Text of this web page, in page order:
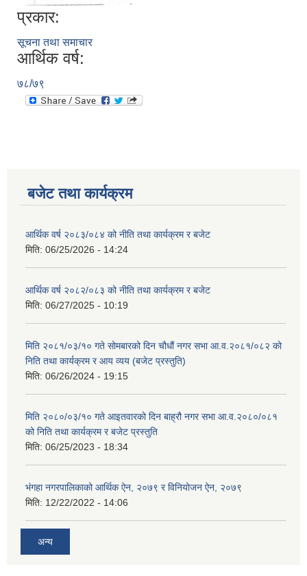
प्रकार:
सूचना तथा समाचार
आर्थिक वर्ष:
७८/७९
बजेट तथा कार्यक्रम
आर्थिक वर्ष २०८३/०८४ को नीति तथा कार्यक्रम र बजेट
मिति: 06/25/2026 - 14:24
आर्थिक वर्ष २०८२/०८३ को नीति तथा कार्यक्रम र बजेट
मिति: 06/27/2025 - 10:19
मिति २०८१/०३/१० गते सोमबारको दिन चौधौं नगर सभा आ.व.२०८१/०८२ को
निति तथा कार्यक्रम र आय व्यय (बजेट प्रस्तुति)
मिति: 06/26/2024 - 19:15
मिति २०८०/०३/१० गते आइतवारको दिन बाह्रौ नगर सभा आ.व.२०८०/०८१
को निति तथा कार्यक्रम र बजेट प्रस्तुति
मिति: 06/25/2023 - 18:34
भंगहा नगरपालिकाको आर्थिक ऐन, २०७९ र विनियोजन ऐन, २०७९
मिति: 12/22/2022 - 14:06
अन्य